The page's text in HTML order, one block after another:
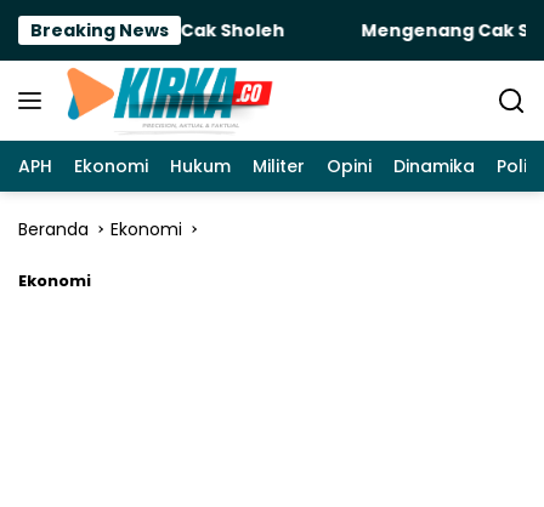
Langsung
konten
Breaking News
Sobatku Cak Sholeh Mengenang Cak
APH Ekonomi Hukum Militer Opini Dinamika
Beranda Ekonomi
Ekonomi